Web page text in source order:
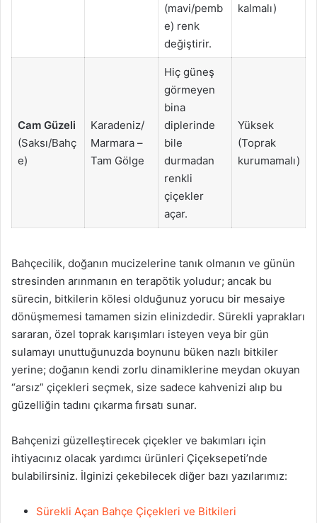
(mavi/pemb
e) renk
değiştirir.
kalmalı)
Cam Güzeli
(Saksı/Bahç
e)
Karadeniz/
Marmara –
Tam Gölge
Hiç güneş
görmeyen
bina
diplerinde
bile
durmadan
renkli
çiçekler
açar.
Yüksek
(Toprak
kurumamalı)
Bahçecilik, doğanın mucizelerine tanık olmanın ve günün
stresinden arınmanın en terapötik yoludur; ancak bu
sürecin, bitkilerin kölesi olduğunuz yorucu bir mesaiye
dönüşmemesi tamamen sizin elinizdedir. Sürekli yaprakları
sararan, özel toprak karışımları isteyen veya bir gün
sulamayı unuttuğunuzda boynunu büken nazlı bitkiler
yerine; doğanın kendi zorlu dinamiklerine meydan okuyan
“arsız” çiçekleri seçmek, size sadece kahvenizi alıp bu
güzelliğin tadını çıkarma fırsatı sunar.
Bahçenizi güzelleştirecek çiçekler ve bakımları için
ihtiyacınız olacak yardımcı ürünleri Çiçeksepeti’nde
bulabilirsiniz. İlginizi çekebilecek diğer bazı yazılarımız:
Sürekli Açan Bahçe Çiçekleri ve Bitkileri